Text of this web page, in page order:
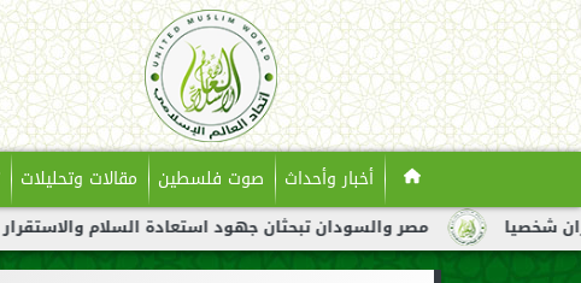
أخبار وأحداث صوت فلسطين مقالات وتحليلات
مصر والسودان تبحثان جهود استعادة السلام والاستقرار في